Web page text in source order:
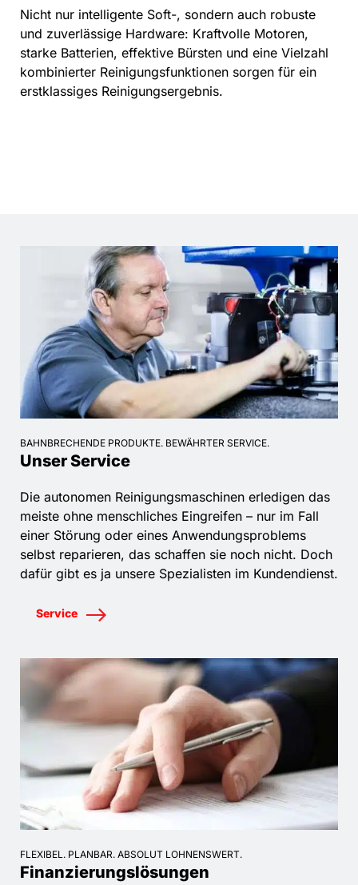
Nicht nur intelligente Soft-, sondern auch robuste
und zuverlässige Hardware: Kraftvolle Motoren,
starke Batterien, effektive Bürsten und eine Vielzahl
kombinierter Reinigungsfunktionen sorgen für ein
erstklassiges Reinigungsergebnis.
BAHNBRECHENDE PRODUKTE. BEWÄHRTER SERVICE.
Unser Service
Die autonomen Reinigungsmaschinen erledigen das
meiste ohne menschliches Eingreifen – nur im Fall
einer Störung oder eines Anwendungsproblems
selbst reparieren, das schaffen sie noch nicht. Doch
dafür gibt es ja unsere Spezialisten im Kundendienst.
Service
FLEXIBEL. PLANBAR. ABSOLUT LOHNENSWERT.
Finanzierungslösungen